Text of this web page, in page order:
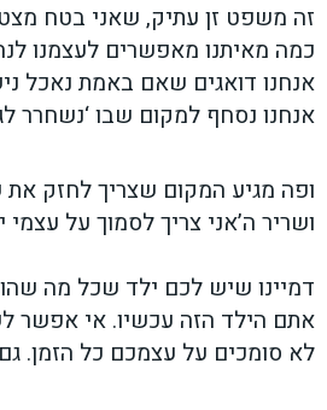
זה משפט זן עתיק, שאני בטח
כמה מאיתנו מאפשרים לעצמנו
אנחנו דואגים שאם באמת נאכל
אנחנו נסחף למקום שבו ‘נשחרר
ופה מגיע המקום שצריך לחזק
ושריר ה’אני צריך לסמוך על עצמי
דמיינו שיש לכם ילד שכל מה
אתם הילד הזה עכשיו. אי
לא סומכים על עצמכם כל הזמן.